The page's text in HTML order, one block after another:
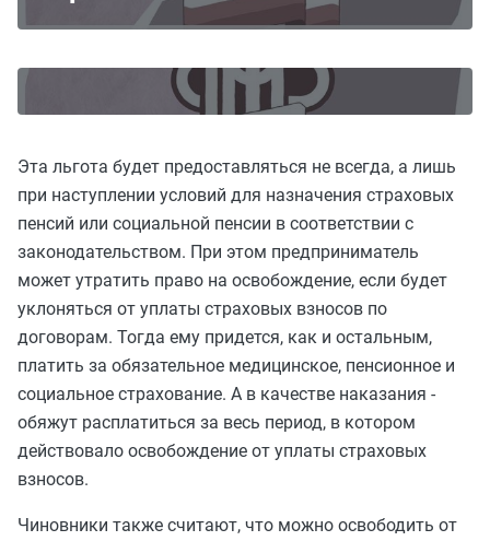
Эта льгота будет предоставляться не всегда, а лишь
при наступлении условий для назначения страховых
пенсий или социальной пенсии в соответствии с
законодательством. При этом предприниматель
может утратить право на освобождение, если будет
уклоняться от уплаты страховых взносов по
договорам. Тогда ему придется, как и остальным,
платить за обязательное медицинское, пенсионное и
социальное страхование. А в качестве наказания -
обяжут расплатиться за весь период, в котором
действовало освобождение от уплаты страховых
взносов.
Чиновники также считают, что можно освободить от